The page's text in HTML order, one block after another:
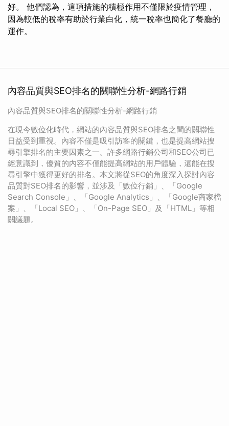
好。 他們認為，這項措施的積極作用不僅限於疫情管理，
因為較低的稅率有助於行業白化，統一稅率也簡化了餐廳的
運作。
內容品質與SEO排名的關聯性分析-網路行銷
內容品質與SEO排名的關聯性分析-網路行銷
在現今數位化時代，網站的內容品質與SEO排名之間的關聯性
日益受到重視。內容不僅是吸引訪客的關鍵，也是提高網站搜
尋引擎排名的主要因素之一。許多網路行銷公司和SEO公司已
經意識到，優質的內容不僅能提高網站的用戶體驗，還能在搜
尋引擎中獲得更好的排名。本文將從SEO的角度深入探討內容
品質對SEO排名的影響，並涉及「數位行銷」、「Google
Search Console」、「Google Analytics」、「Google商家檔
案」、「Local SEO」、「On-Page SEO」及「HTML」等相
關議題。